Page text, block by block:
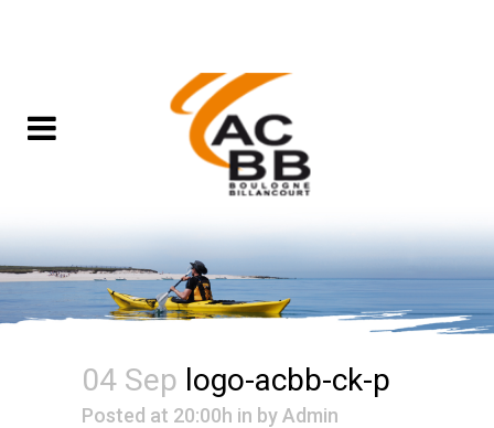
04 Sep logo-acbb-ck-p
Posted at 20:00h in byAdmin